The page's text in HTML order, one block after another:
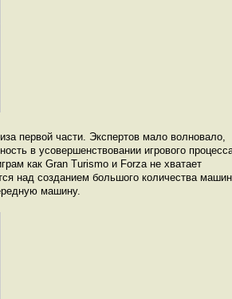
первой части. Экспертов мало волновало,
в усовершенствовании игрового
как Gran Turismo и Forza не хватает
над созданием большого количества
машину.